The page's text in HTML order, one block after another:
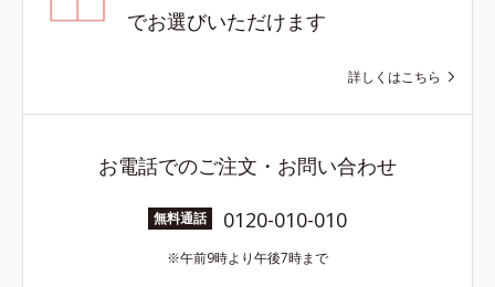
でお選びいただけます
詳しくはこちら
お電話でのご注文・お問い合わせ
無料通話 0120-010-010
午前9時より午後7時まで